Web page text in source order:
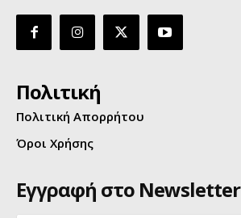
Πολιτική
Πολιτική Απορρήτου
Όροι Χρήσης
Εγγραφή στο Newsletter